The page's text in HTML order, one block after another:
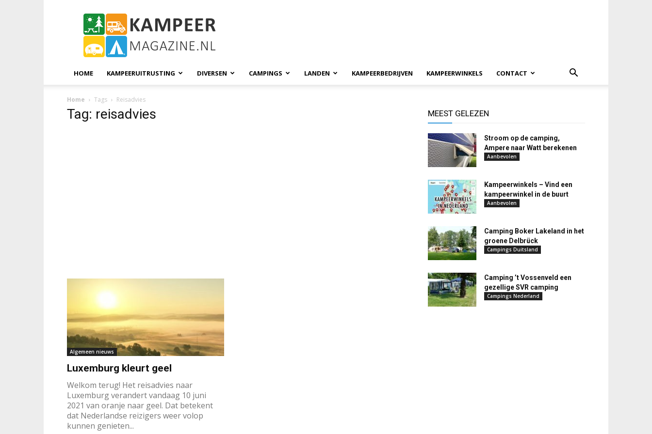
KampeerMagazine
HOME KAMPEERUITRUSTING DIVERSEN CAMPINGS LANDEN KAMPEERBEDRIJVEN KAMPEERWINKELS CONTACT
Home Tags Reisadvies
Tag: reisadvies
Algemeen nieuws
Luxemburg kleurt geel
Welkom terug! Het reisadvies naar
Luxemburg verandert vandaag 10 juni
2021 van oranje naar geel. Dat betekent
dat Nederlandse reizigers weer volop
kunnen genieten...
MEEST GELEZEN
Stroom op de camping,
Ampere naar Watt berekenen
Aanbevolen
Kampeerwinkels – Vind een
kampeerwinkel in de buurt
Aanbevolen
Camping Boker Lakeland in het
groene Delbrück
Campings Duitsland
Camping ’t Vossenveld een
gezellige SVR camping
Campings Nederland